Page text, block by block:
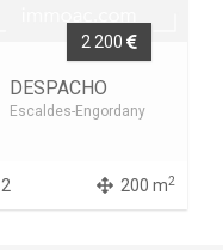
2 200
DESPACHO
Escaldes-Engordany
2 200 m2